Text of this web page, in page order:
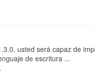
usted será capaz de
de escritura ...